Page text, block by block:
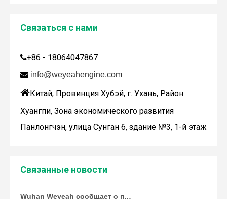
Связаться с нами
+86 - 18064047867
 info@weyeahengine.com
Китай, Провинция Хубэй, г. Ухань, Район
Хуангпи, Зона экономического развития
Панлонгчэн, улица Сунган 6, здание №3, 1-й этаж
Связанные новости
WY200673